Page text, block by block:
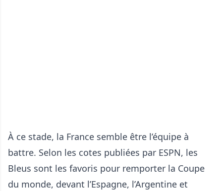
À ce stade, la France semble être l’équipe à
battre. Selon les cotes publiées par ESPN, les
Bleus sont les favoris pour remporter la Coupe
du monde, devant l’Espagne, l’Argentine et